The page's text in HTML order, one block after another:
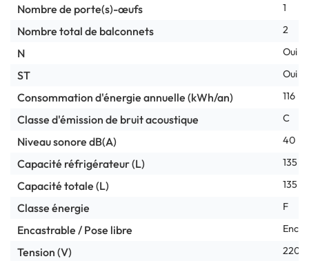
Nombre de porte(s)-œufs 1
Nombre total de balconnets 2
N Oui
ST Oui
Consommation d'énergie annuelle (kWh/an) 116
Classe d'émission de bruit acoustique C
Niveau sonore dB(A) 40
Capacité réfrigérateur (L) 135
Capacité totale (L) 135
Classe énergie F
Encastrable / Pose libre
Tension (V) 220-